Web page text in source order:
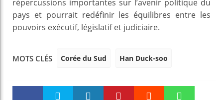
répercussions importantes sur l’avenir politique du
pays et pourrait redéfinir les équilibres entre les
pouvoirs exécutif, législatif et judiciaire.
MOTS CLÉS Corée du Sud Han Duck-soo